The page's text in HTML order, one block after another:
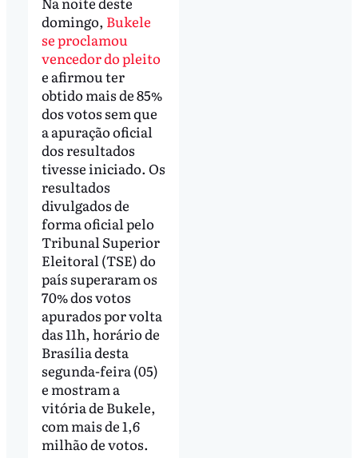
domingo, Bukele
se proclamou
vencedor do pleito
e afirmou ter
obtido mais de 85%
dos votos sem que
a apuração oficial
dos resultados
tivesse iniciado. Os
resultados
divulgados de
forma oficial pelo
Tribunal Superior
Eleitoral (TSE) do
país superaram os
70% dos votos
apurados por volta
das 11h, horário de
Brasília desta
segunda-feira (05)
e mostram a
vitória de Bukele,
com mais de 1,6
milhão de votos.